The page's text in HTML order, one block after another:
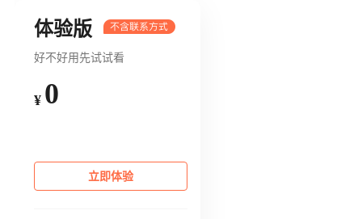
体验版
好不好用先试试看
¥ 0
立即体验